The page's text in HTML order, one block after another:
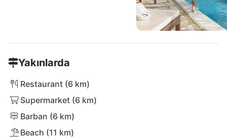
Yakınlarda
Restaurant (6 km)
Supermarket (6 km)
Barban (6 km)
Beach (11 km)